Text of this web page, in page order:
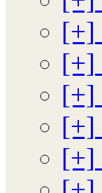
[+]
[+]
[+]
[+]
[+]